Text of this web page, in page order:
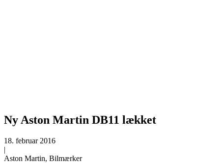
Ny Aston Martin DB11 lækket
18. februar 2016
|
Aston Martin, Bilmærker